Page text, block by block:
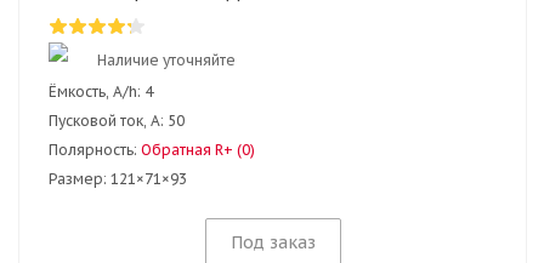
Наличие уточняйте
Ёмкость, A/h: 4
Пусковой ток, А: 50
Полярность: Обратная R+ (0)
Размер: 121×71×93
Под заказ